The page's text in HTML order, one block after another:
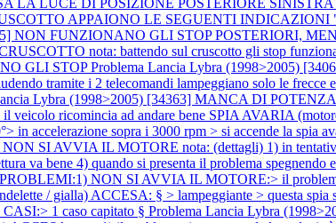
APPAIONO LE SEGUENTI
NON FUNZIONANO GLI STOP POSTERIORI,
nota: battendo sul cruscotto gli stop
GLI STOPProblema Lancia Lybra (1998>2005)
tramite i 2 telecomandi lampeggiano solo le frecce
Lybra (1998>2005) [34363] MANCA DI
veicolo ricomincia ad andare bene SPIA AVARIA
accelerazione sopra i 3000 rpm > si accende la spia
SI AVVIA IL MOTORE nota: (dettagli) 1) in
va bene 4) quando si presenta il problema
NON SI AVVIA IL MOTORE:> il
/ gialla) ACCESA: § > lampeggiante > questa
CASI:> 1 caso capitato § Problema Lancia Lybra